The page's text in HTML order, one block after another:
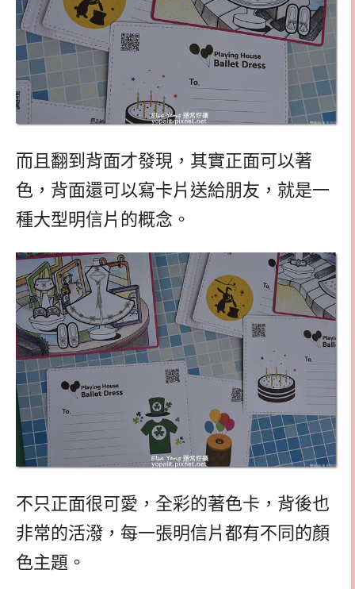
而且翻到背面才發現，其實正面可以著
色，背面還可以寫卡片送給朋友，就是一
種大型明信片的概念。
不只正面很可愛，全彩的著色卡，背後也
非常的活潑，每一張明信片都有不同的顏
色主題。